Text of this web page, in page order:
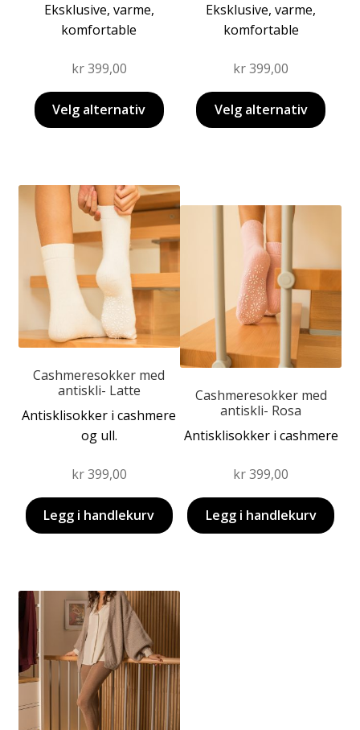
Eksklusive, varme,
komfortable
kr399,00
Velg alternativ
Eksklusive, varme,
komfortable
kr399,00
Velg alternativ
Cashmeresokker med
antiskli- Latte
Antisklisokker i cashmere
og ull.
kr399,00
Legg i handlekurv
Cashmeresokker med
antiskli- Rosa
Antisklisokker i cashmere
kr399,00
Legg i handlekurv